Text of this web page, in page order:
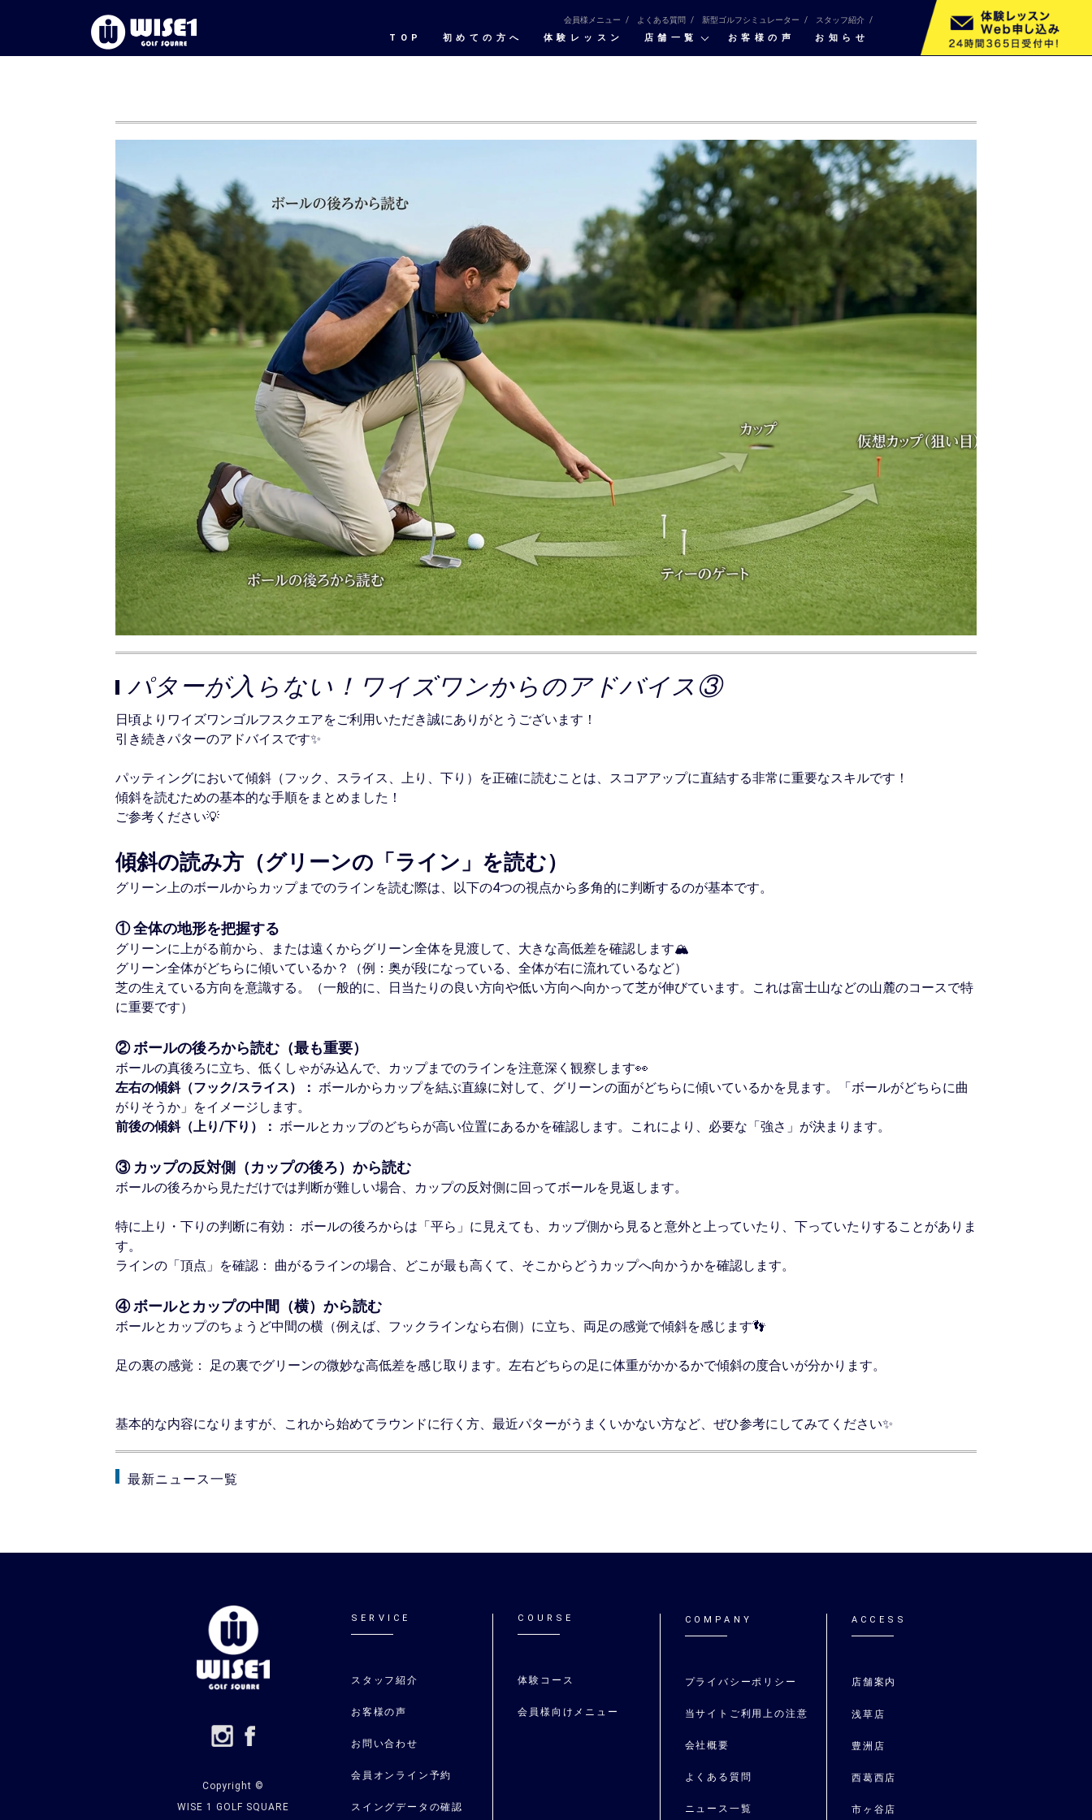
会員様メニュー よくある質問 新型ゴルフシミュレーター スタッフ紹介
TOP 初めての⽅へ 体験レッスン 店舗一覧 お客様の声 お知らせ
パターが入らない！ワイズワンからのアドバイス③
日頃よりワイズワンゴルフスクエアをご利用いただき誠にありがとうございます！
引き続きパターのアドバイスです✨
パッティングにおいて傾斜（フック、スライス、上り、下り）を正確に読むことは、スコアアップに直結する非常に重要なスキルです！
傾斜を読むための基本的な手順をまとめました！
ご参考ください💡
傾斜の読み方（グリーンの「ライン」を読む）
グリーン上のボールからカップまでのラインを読む際は、以下の4つの視点から多角的に判断するのが基本です。
① 全体の地形を把握する
グリーンに上がる前から、または遠くからグリーン全体を見渡して、大きな高低差を確認します🏔️
グリーン全体がどちらに傾いているか？（例：奥が段になっている、全体が右に流れているなど）
芝の生えている方向を意識する。（一般的に、日当たりの良い方向や低い方向へ向かって芝が伸びています。これは富士山などの山麓のコースで特
に重要です）
② ボールの後ろから読む（最も重要）
ボールの真後ろに立ち、低くしゃがみ込んで、カップまでのラインを注意深く観察します👀
左右の傾斜（フック/スライス）： ボールからカップを結ぶ直線に対して、グリーンの面がどちらに傾いているかを見ます。「ボールがどちらに曲
がりそうか」をイメージします。
前後の傾斜（上り/下り）： ボールとカップのどちらが高い位置にあるかを確認します。これにより、必要な「強さ」が決まります。
③ カップの反対側（カップの後ろ）から読む
ボールの後ろから見ただけでは判断が難しい場合、カップの反対側に回ってボールを見返します。
特に上り・下りの判断に有効： ボールの後ろからは「平ら」に見えても、カップ側から見ると意外と上っていたり、下っていたりすることがありま
す。
ラインの「頂点」を確認： 曲がるラインの場合、どこが最も高くて、そこからどうカップへ向かうかを確認します。
④ ボールとカップの中間（横）から読む
ボールとカップのちょうど中間の横（例えば、フックラインなら右側）に立ち、両足の感覚で傾斜を感じます👣
足の裏の感覚： 足の裏でグリーンの微妙な高低差を感じ取ります。左右どちらの足に体重がかかるかで傾斜の度合いが分かります。
基本的な内容になりますが、これから始めてラウンドに行く方、最近パターがうまくいかない方など、ぜひ参考にしてみてください✨
最新ニュース一覧
Copyright ©
WISE 1 GOLF SQUARE
SERVICE
スタッフ紹介
お客様の声
お問い合わせ
会員オンライン予約
スイングデータの確認
COURSE
体験コース
会員様向けメニュー
COMPANY
プライバシーポリシー
当サイトご利用上の注意
会社概要
よくある質問
ニュース一覧
ACCESS
店舗案内
浅草店
豊洲店
⻄葛⻄店
市ヶ谷店